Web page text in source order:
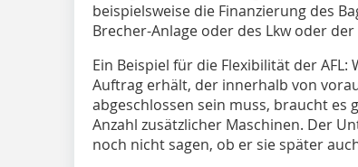
beispielsweise die Finanzierung des
Brecher-Anlage oder des Lkw oder
Ein Beispiel für die Flexibilität der
Auftrag erhält, der innerhalb von
abgeschlossen sein muss, braucht es
Anzahl zusätzlicher Maschinen. Der
noch nicht sagen, ob er sie später